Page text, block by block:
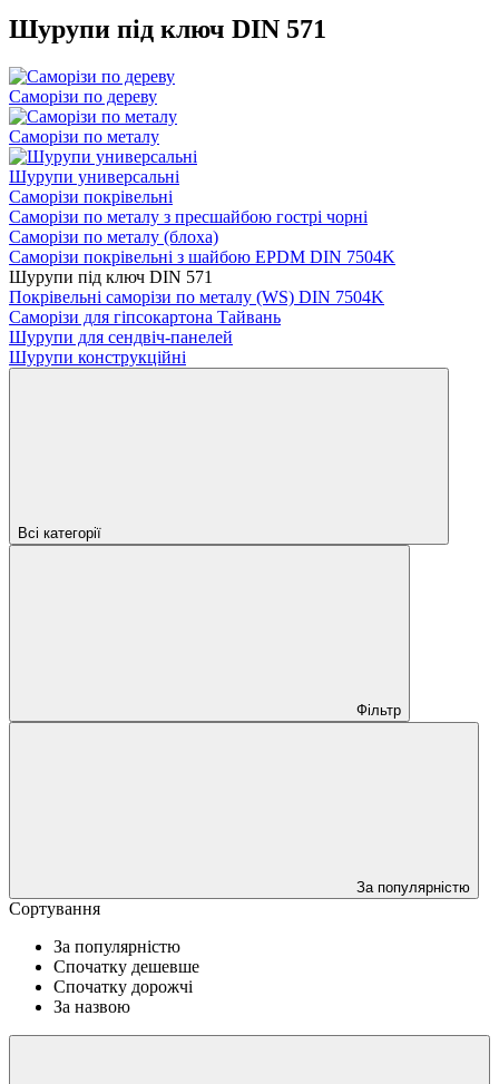
Шурупи під ключ DIN 571
Саморізи по дереву
Саморізи по металу
Шурупи универсальні
Саморізи покрівельні
Саморізи по металу з пресшайбою гострі чорні
Саморізи по металу (блоха)
Саморізи покрівельні з шайбою EPDM DIN 7504K
Шурупи під ключ DIN 571
Покрівельні саморізи по металу (WS) DIN 7504K
Саморізи для гіпсокартона Тайвань
Шурупи для сендвіч-панелей
Шурупи конструкційні
Всі категорії
Фільтр
За популярністю
Сортування
За популярністю
Спочатку дешевше
Спочатку дорожчі
За назвою